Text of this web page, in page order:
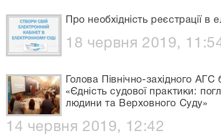
Про необхідність реєстрації в
18 червня 2019,
Голова Північно-західного
«Єдність судової практики:
людини та Верховного Суду»
14 червня 2019, 12:42